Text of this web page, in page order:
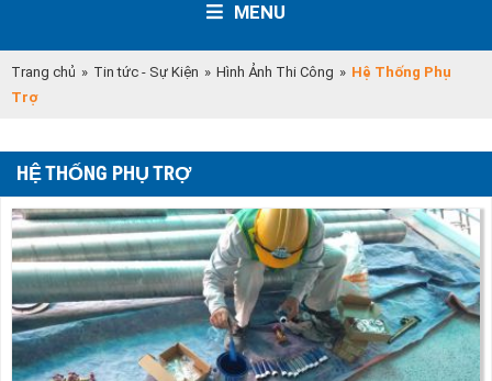
MENU
Trang chủ » Tin tức - Sự Kiện » Hình Ảnh Thi Công » Hệ Thống Phụ
Trợ
HỆ THỐNG PHỤ TRỢ